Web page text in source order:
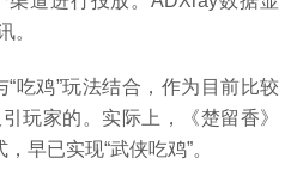
。
吃鸡”玩法结合，作为目前比较
玩家的。实际上，《楚留香》
早已实现“武侠吃鸡”。